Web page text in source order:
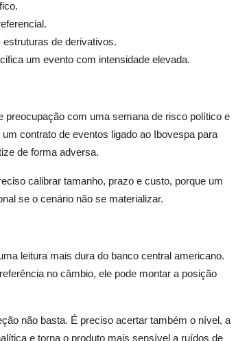
de derivativos.
um evento com intensidade elevada.
com uma semana de risco político e
contrato de eventos ligado ao Ibovespa para
de forma adversa.
calibrar tamanho, prazo e custo, porque um
se o cenário não se materializar.
leitura mais dura do banco central americano.
no câmbio, ele pode montar a posição
não basta. É preciso acertar também o nível, a
e torna o produto mais sensível a ruídos de